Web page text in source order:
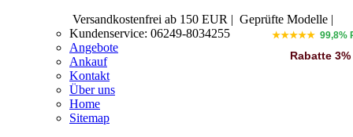
Versandkostenfrei ab 150 EUR | Geprüfte Modelle |
Kundenservice: 06249-8034255
Angebote
Ankauf
Kontakt
Über uns
Home
Sitemap
★★★★★ 99,8%
Rabatte 3%